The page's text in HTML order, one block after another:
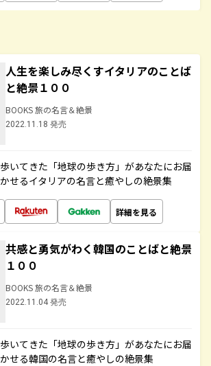
人生を楽しみ尽くすイタリアのことば
と絶景１００
BOOKS 旅の名言＆絶景
2022.11.18 発売
いてきた「地球の歩き方」があなたにお届
せるイタリアの名言と癒やしの絶景集
詳細を見る
共感と勇気がわく韓国のことばと絶景
１００
BOOKS 旅の名言＆絶景
2022.11.04 発売
いてきた「地球の歩き方」があなたにお届
せる韓国の名言と癒やしの絶景集